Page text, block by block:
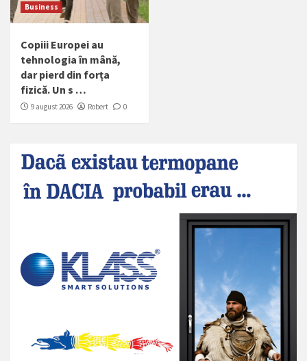
Business
Copiii Europei au
tehnologia în mână,
dar pierd din forța
fizică. Un s …
9 august 2026 Robert 0